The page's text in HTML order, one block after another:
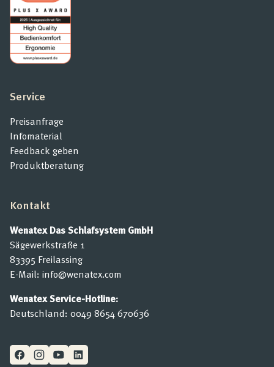
Service
Preisanfrage
Infomaterial
Feedback geben
Produktberatung
Kontakt
Wenatex Das Schlafsystem GmbH
Sägewerkstraße 1
83395 Freilassing
E-Mail: info@wenatex.com
Wenatex Service-Hotline:
Deutschland: 0049 8654 670636